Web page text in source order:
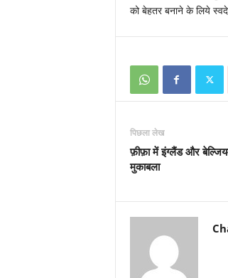
को बेहतर बनाने के लिये
पिछला लेख
फ़ीफ़ा में इंग्लैंड और
मुकाबला